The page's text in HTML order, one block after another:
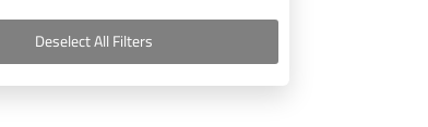
Deselect All Filters